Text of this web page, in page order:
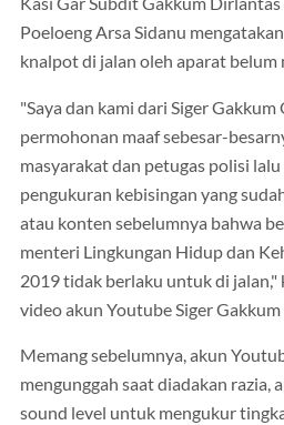
Poeloeng Arsa Sidanu
knalpot di jalan oleh aparat
"Saya dan kami dari Siger
permohonan maaf sebesar-
masyarakat dan petugas polisi
pengukuran kebisingan yang
atau konten sebelumnya bahwa
menteri Lingkungan Hidup dan
2019 tidak berlaku untuk di jalan,"
video akun Youtube Siger Gakkum
Memang sebelumnya, akun
mengunggah saat diadakan razia,
sound level untuk mengukur